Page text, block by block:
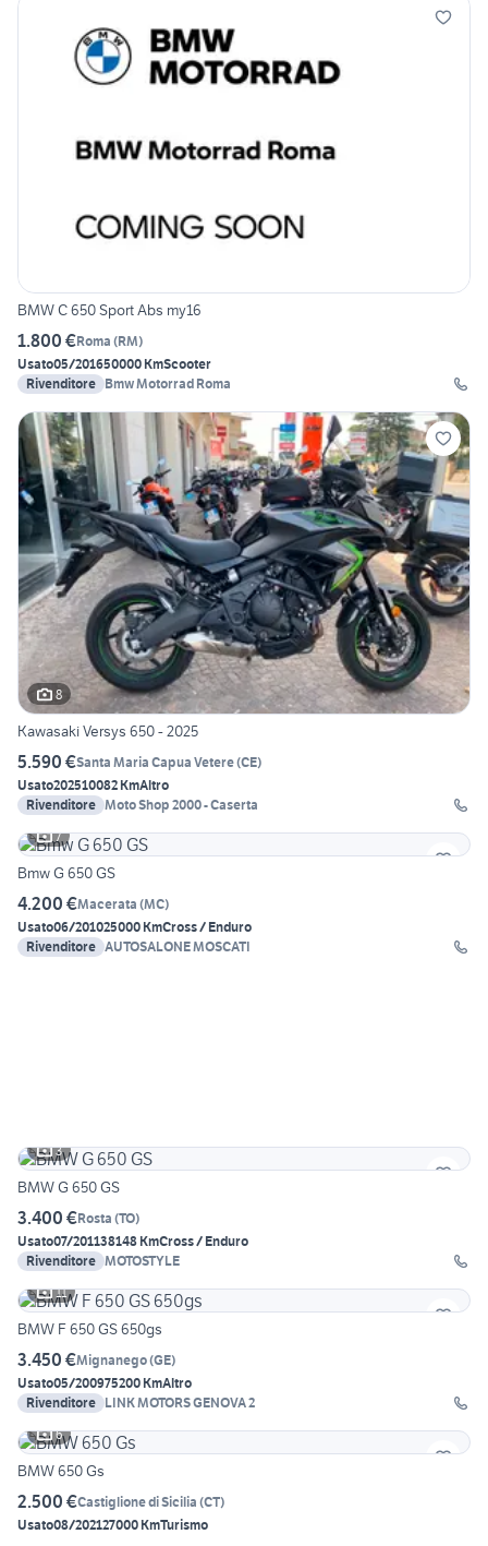
BMW C 650 Sport Abs my16
1.800 €Roma (RM)
Usato05/201650000 KmScooter
Rivenditore Bmw Motorrad Roma
8
Kawasaki Versys 650 - 2025
5.590 €Santa Maria Capua Vetere(CE)
Usato202510082 KmAltro
Rivenditore Moto Shop 2000 - Caserta
7
Bmw G 650 GS
4.200 €Macerata (MC)
Usato06/201025000 KmCross / Enduro
Rivenditore AUTOSALONE MOSCATI
3
BMW G 650 GS
3.400 €Rosta (TO)
Usato07/201138148 KmCross / Enduro
Rivenditore MOTOSTYLE
11
BMW F 650 GS 650gs
3.450 €Mignanego(GE)
Usato05/200975200 KmAltro
Rivenditore LINK MOTORS GENOVA 2
6
BMW 650 Gs
2.500 €Castiglione di Sicilia (CT)
Usato08/202127000 KmTurismo